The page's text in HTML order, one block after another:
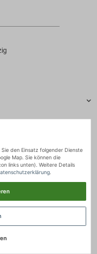
den Einsatz folgender Dienste
Map. Sie können die
links unten). Weitere Details
.